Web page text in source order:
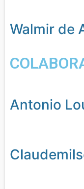
Walmir de
Antonio